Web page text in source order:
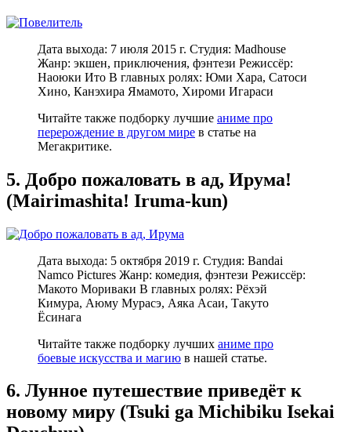
Дата выхода: 7 июля 2015 г. Студия: Madhouse
Жанр: экшен, приключения, фэнтези Режиссёр:
Наоюки Ито В главных ролях: Юми Хара, Сатоси
Хино, Канэхира Ямамото, Хироми Игараси
Читайте также подборку лучшие аниме про
перерождение в другом мире в статье на
Мегакритике.
5. Добро пожаловать в ад, Ирума!
(Mairimashita! Iruma-kun)
Дата выхода: 5 октября 2019 г. Студия: Bandai
Namco Pictures Жанр: комедия, фэнтези Режиссёр:
Макото Мориваки В главных ролях: Рёхэй
Кимура, Аюму Мурасэ, Аяка Асаи, Такуто
Ёсинага
Читайте также подборку лучших аниме про
боевые искусства и магию в нашей статье.
6. Лунное путешествие приведёт к
новому миру (Tsuki ga Michibiku Isekai